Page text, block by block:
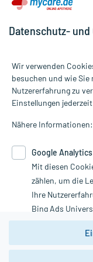
Alle Preise gelten inkl.
Informationen auf
die Untersuchung
Therapien eingeleitet
Google Analytics.
unserer
nutzen Sie das
Vertrag widerrufen
Datenschutz-
Wir verwenden
besuchen und wie
Nutzererfahrung zu
Einstellungen
Nähere Informationen:
Google Analytics
Mit diesen
zählen, um die
Ihre
Bing Ads
Youtube-Social
Wir weisen